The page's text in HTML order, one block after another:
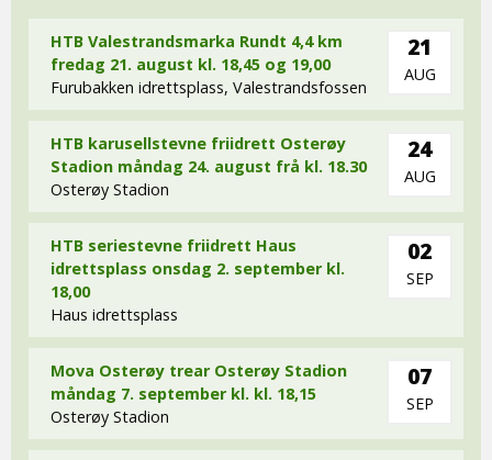
HTB Valestrandsmarka Rundt 4,4 km
fredag 21. august kl. 18,45 og 19,00
Furubakken idrettsplass, Valestrandsfossen
21
AUG
HTB karusellstevne friidrett Osterøy
Stadion måndag 24. august frå kl. 18.30
Osterøy Stadion
24
AUG
HTB seriestevne friidrett Haus
idrettsplass onsdag 2. september kl.
18,00
Haus idrettsplass
02
SEP
Mova Osterøy trear Osterøy Stadion
måndag 7. september kl. kl. 18,15
Osterøy Stadion
07
SEP